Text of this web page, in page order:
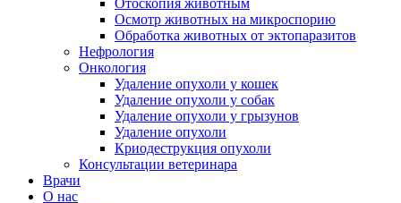
Отоскопия животным
Осмотр животных на микроспорию
Обработка животных от эктопаразитов
Нефрология
Онкология
Удаление опухоли у кошек
Удаление опухоли у собак
Удаление опухоли у грызунов
Удаление опухоли
Криодеструкция опухоли
Консультации ветеринара
Врачи
О нас